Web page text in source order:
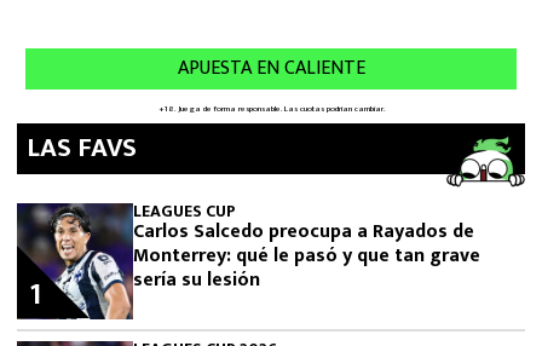
LAS FAVS
LEAGUES CUP
Carlos Salcedo preocupa a Rayados de
Monterrey: qué le pasó y que tan grave
sería su lesión
1